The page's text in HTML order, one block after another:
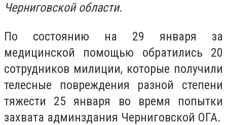
Черниговской области.
По состоянию на 29 января за
медицинской помощью обратились 20
сотрудников милиции, которые получили
телесные повреждения разной степени
тяжести 25 января во время попытки
захвата админздания Черниговской ОГА.